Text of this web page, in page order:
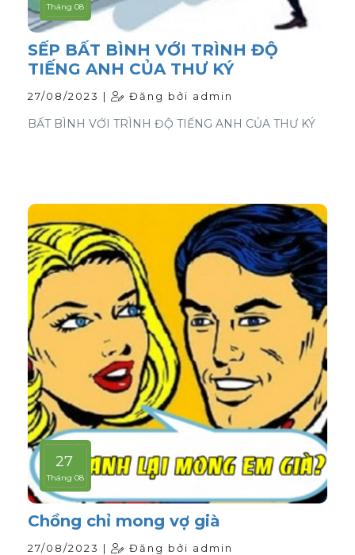
Tháng 08
SẾP BẤT BÌNH VỚI TRÌNH ĐỘ
TIẾNG ANH CỦA THƯ KÝ
27/08/2023 | Đăng bởi admin
BẤT BÌNH VỚI TRÌNH ĐỘ TIẾNG ANH CỦA THƯ KÝ
27
Tháng 08
Chồng chỉ mong vợ già
27/08/2023 | Đăng bởi admin